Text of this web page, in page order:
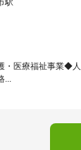
・医療福祉事業◆人